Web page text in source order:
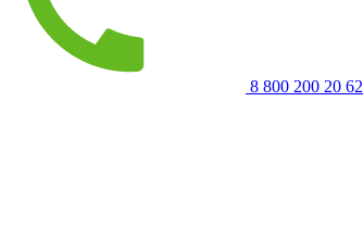
8 800 200 20 62